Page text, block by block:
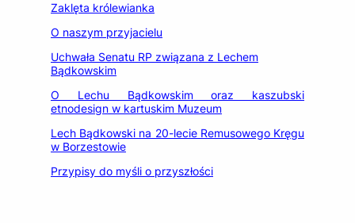
Zaklęta królewianka
O naszym przyjacielu
Uchwała Senatu RP związana z Lechem
Bądkowskim
O Lechu Bądkowskim oraz kaszubski
etnodesign w kartuskim Muzeum
Lech Bądkowski na 20-lecie Remusowego Kręgu
w Borzestowie
Przypisy do myśli o przyszłości